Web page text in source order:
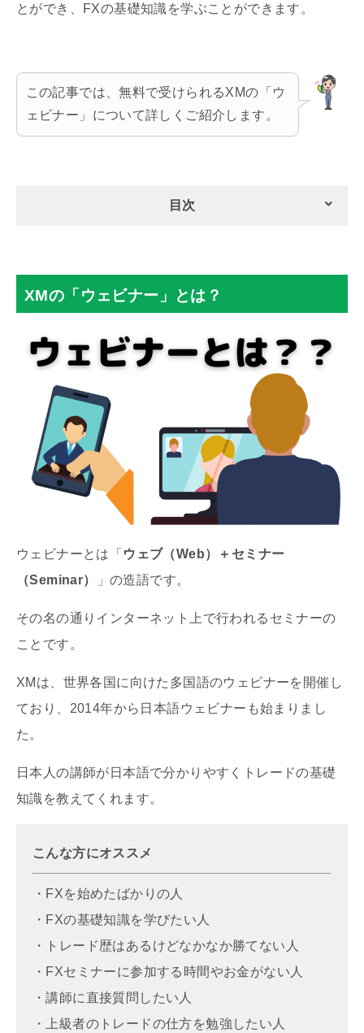
とができ、FXの基礎知識を学ぶことができます。
この記事では、無料で受けられるXMの「ウ
ェビナー」について詳しくご紹介します。
目次
XMの「ウェビナー」とは？
ウェビナーとは「 ウェブ（Web）＋セミナー
（Seminar）
」の造語です。
その名の通りインターネット上で行われるセミナーの
ことです。
XMは、世界各国に向けた多国語のウェビナーを開催し
ており、2014年から日本語ウェビナーも始まりまし
た。
日本人の講師が日本語で分かりやすくトレードの基礎
知識を教えてくれます。
こんな方にオススメ
・FXを始めたばかりの人
・FXの基礎知識を学びたい人
・トレード歴はあるけどなかなか勝てない人
・FXセミナーに参加する時間やお金がない人
・講師に直接質問したい人
・上級者のトレードの仕方を勉強したい人